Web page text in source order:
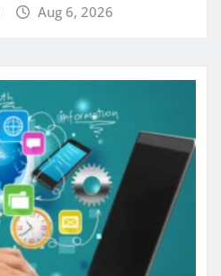
Aug 6, 2026